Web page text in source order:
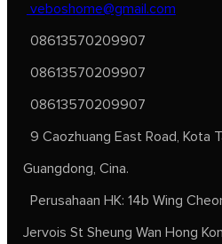
veboshome@gmail.com
08613570209907
08613570209907
08613570209907
9 Caozhuang East Road, Kota
Guangdong, Cina.
Perusahaan HK: 14b Wing
Jervois St Sheung Wan Hong